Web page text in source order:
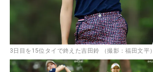
3日目を15位タイで終えた吉田鈴 （撮影：福田文平）